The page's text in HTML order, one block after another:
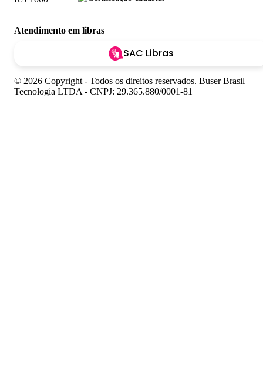
Atendimento em libras
SAC Libras
© 2026 Copyright - Todos os direitos reservados. Buser Brasil
Tecnologia LTDA - CNPJ: 29.365.880/0001-81